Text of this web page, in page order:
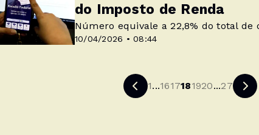
10/04/2026 • 08:44
do Imposto de Renda
Número equivale a 22,8% do total
1...1617181920...27